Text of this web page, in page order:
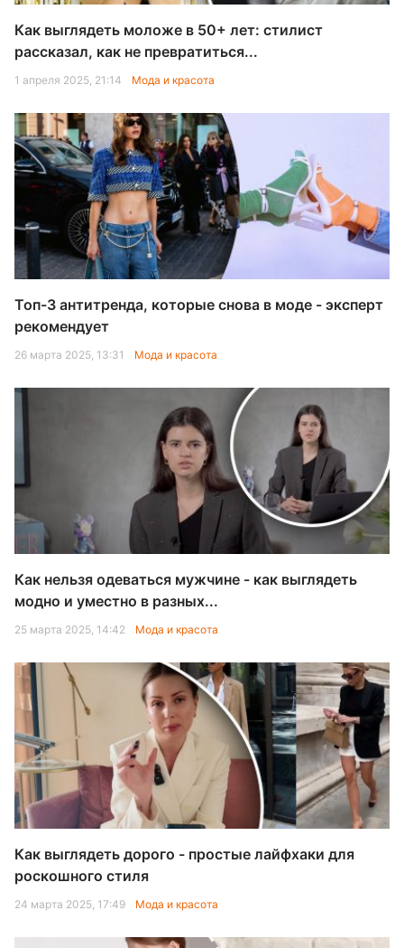
Как выглядеть моложе в 50+ лет: стилист
рассказал, как не превратиться...
1 апреля 2025, 21:14 Мода и красота
Топ-3 антитренда, которые снова в моде - эксперт
рекомендует
26 марта 2025, 13:31 Мода и красота
Как нельзя одеваться мужчине - как выглядеть
модно и уместно в разных...
25 марта 2025, 14:42 Мода и красота
Как выглядеть дорого - простые лайфхаки для
роскошного стиля
24 марта 2025, 17:49 Мода и красота